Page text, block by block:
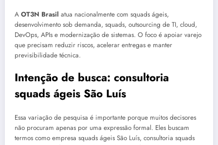
A OT3N Brasil atua nacionalmente com squads ágeis,
desenvolvimento sob demanda, squads, outsourcing de TI, cloud,
DevOps, APIs e modernização de sistemas. O foco é apoiar varejo
que precisam reduzir riscos, acelerar entregas e manter
previsibilidade técnica.
Intenção de busca: consultoria
squads ágeis São Luís
Essa variação de pesquisa é importante porque muitos decisores
não procuram apenas por uma expressão formal. Eles buscam
termos como empresa squads ágeis São Luís, consultoria squads